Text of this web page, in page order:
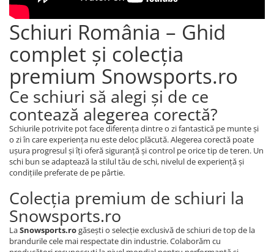
Schiuri România – Ghid
complet și colecția
premium Snowsports.ro
Ce schiuri să alegi și de ce
contează alegerea corectă?
Schiurile potrivite pot face diferența dintre o zi fantastică pe munte și
o zi în care experiența nu este deloc plăcută. Alegerea corectă poate
ușura progresul și îți oferă siguranță și control pe orice tip de teren. Un
schi bun se adaptează la stilul tău de schi, nivelul de experiență și
condițiile preferate de pe pârtie.
Colecția premium de schiuri la
Snowsports.ro
LaSnowsports.rogăsești o selecție exclusivă de schiuri de top de la
brandurile cele mai respectate din industrie. Colaborăm cu